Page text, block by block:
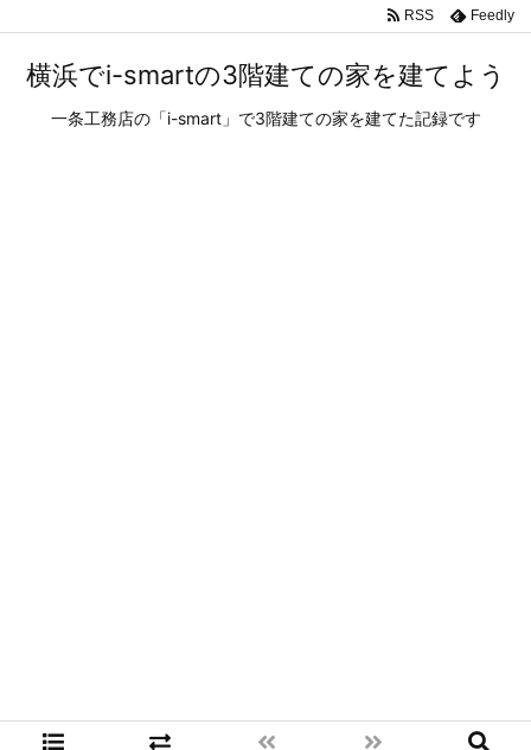
横浜でi-smartの3階建ての家を建てよう
一条工務店の「i-smart」で3階建ての家を建てた記録です
RSS Feedly